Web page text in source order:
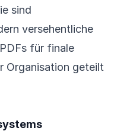
sind
versehentliche
für finale
Organisation geteilt